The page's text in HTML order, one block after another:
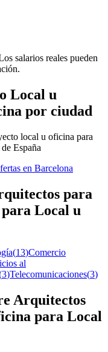
salarios reales pueden
Local u
por ciudad
local u oficina para
España
en Barcelona
para
Local u
(13)Comercio
al
3)Telecomunicaciones(3)
Arquitectos
para Local